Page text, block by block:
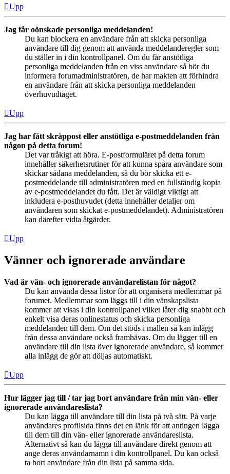
Upp
Jag får oönskade personliga meddelanden!
Du kan blockera en användare från att skicka personliga
användare till dig genom att använda meddelanderegler som
du ställer in i din kontrollpanel. Om du får anstötliga
personliga meddelanden från en viss användare så bör du
informera forumadministratören, de har makten att förhindra
en användare från att skicka personliga meddelanden
överhuvudtaget.
Upp
Jag har fått skräppost eller anstötliga e-postmeddelanden från
någon på detta forum!
Det var tråkigt att höra. E-postformuläret på detta forum
innehåller säkerhetsrutiner för att kunna spåra användare som
skickar sådana meddelanden, så du bör skicka ett e-
postmeddelande till administratören med en fullständig kopia
av e-postmeddelandet du fått. Det är väldigt viktigt att
inkludera e-posthuvudet (detta innehåller detaljer om
användaren som skickat e-postmeddelandet). Administratören
kan därefter vidta åtgärder.
Upp
Vänner och ignorerade användare
Vad är vän- och ignorerade användarelistan för något?
Du kan använda dessa listor för att organisera medlemmar på
forumet. Medlemmar som läggs till i din vänskapslista
kommer att visas i din kontrollpanel vilket låter dig snabbt och
enkelt visa deras onlinestatus och skicka personliga
meddelanden till dem. Om det stöds i mallen så kan inlägg
från dessa användare också framhävas. Om du lägger till en
användare till din lista över ignorerade användare, så kommer
alla inlägg de gör att döljas automatiskt.
Upp
Hur lägger jag till / tar jag bort användare från min vän- eller
ignorerade användareslista?
Du kan lägga till användare till din lista på två sätt. På varje
användares profilsida finns det en länk för att antingen lägga
till dem till din vän- eller ignorerade användareslista.
Alternativt så kan du lägga till användare direkt genom att
ange deras användarnamn i din kontrollpanel. Du kan också
ta bort användare från din lista på samma sida.